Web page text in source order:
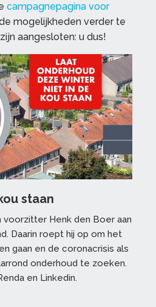
campagnepagina voor
mogelijkheden verder te
aangesloten: u dus!
staan
Henk den Boer aan
Daarin roept hij op om het
gaan en de coronacrisis als
onderhoud te zoeken.
en Linkedin.